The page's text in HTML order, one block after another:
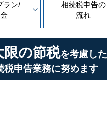
ラン/
相続税申告の
流れ
限の節税を考慮した
税申告業務に努めます